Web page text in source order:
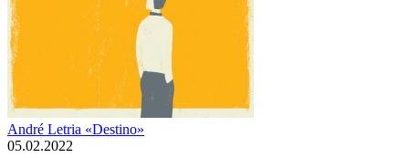
André Letria «Destino»
05.02.2022